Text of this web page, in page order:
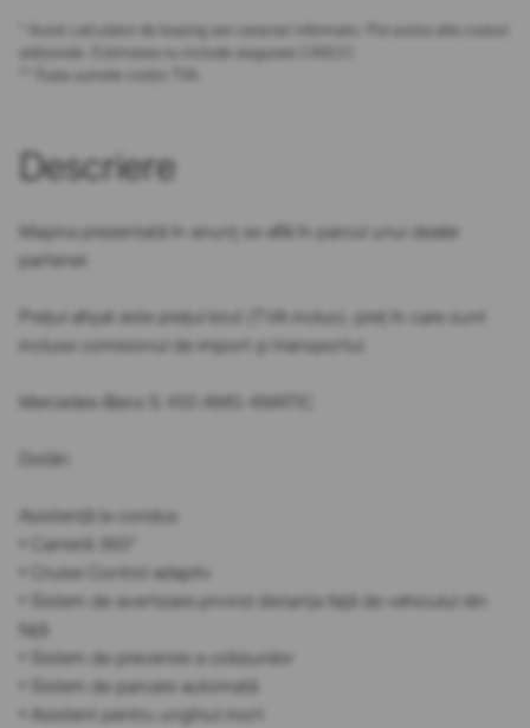
* Acest calculator de leasing are caracter informativ. Pot exista alte costuri
adiționale. Estimarea nu include asigurare CASCO.
** Toate sumele conțin TVA.
Descriere
Mașina prezentată în anunț se află în parcul unui dealer
partener.
Prețul afișat este prețul brut (TVA inclus), preț în care sunt
incluse comisionul de import și transportul.
Mercedes-Benz S 450 AMG 4MATIC
Dotări:
Asistență la condus
• Cameră 360°
• Cruise Control adaptiv
• Sistem de avertizare privind distanța față de vehiculul din
față
• Sistem de prevenire a coliziunilor
• Sistem de parcare automată
• Asistent pentru unghiul mort